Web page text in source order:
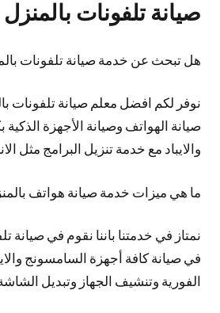
صيانة تلفونات بالمنزل
هل تبحث عن خدمة صيانة تلفونات
نوفر لكم افضل معلم صيانة تلفونات
صيانة الهواتف وصيانة الأجهزة الذكية
والايباد مع خدمة تنزيل البرامج مثل
ما هي ميزات خدمة صيانة هواتف
نمتاز في خدمتنا باننا نقوم في صيانة
في صيانة كافة أجهزة السامسونج
الفورية وتنشيف الجهاز وتبديل